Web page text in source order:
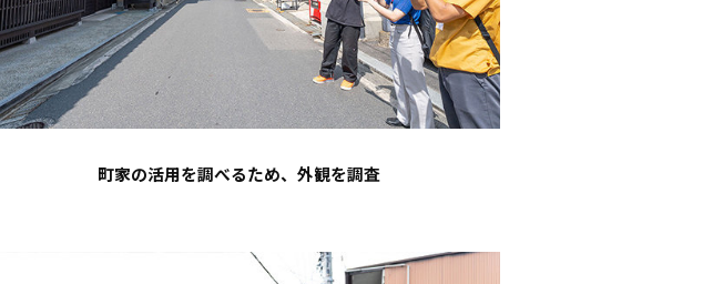
町家の活用を調べるため、外観を調査